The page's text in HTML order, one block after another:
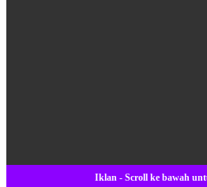
Iklan - Scroll ke bawah